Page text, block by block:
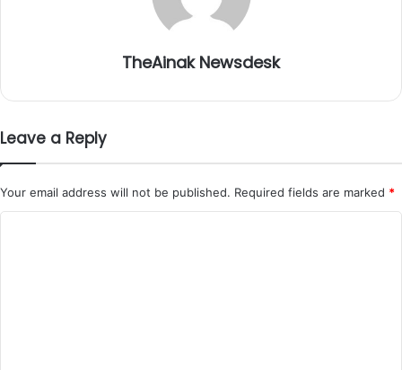
TheAinak Newsdesk
Leave a Reply
Your email address will not be published. Required fields are marked *